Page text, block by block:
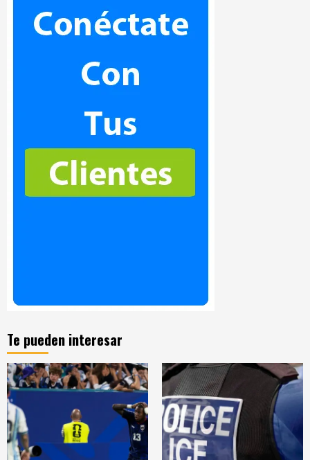
Te pueden interesar